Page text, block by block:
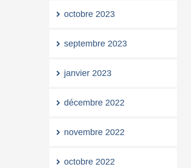
octobre 2023
septembre 2023
janvier 2023
décembre 2022
novembre 2022
octobre 2022